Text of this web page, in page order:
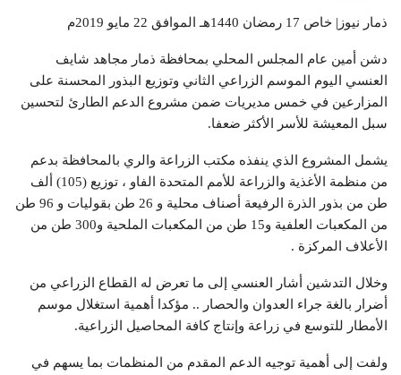
ذمار نيوز| خاص 17 رمضان 1440هـ الموافق 22 مايو 2019م
دشن أمين عام المجلس المحلي بمحافظة ذمار مجاهد شايف
العنسي اليوم الموسم الزراعي الثاني وتوزيع البذور المحسنة على
المزارعين في خمس مديريات ضمن مشروع الدعم الطارئ لتحسين
سبل المعيشة للأسر الأكثر ضعفا.
يشمل المشروع الذي ينفذه مكتب الزراعة والري بالمحافظة بدعم
من منظمة الأغذية والزراعة للأمم المتحدة الفاو ، توزيع (105) ألف
طن من بذور الذرة الرفيعة أصناف محلية و 26 طن بقوليات و 96 طن
من المكعبات العلفية و15 طن من المكعبات الملحية و300 طن من
الأعلاف المركزة .
وخلال التدشين أشار العنسي إلى ما تعرض له القطاع الزراعي من
أضرار بالغة جراء العدوان والحصار .. مؤكدا أهمية استغلال موسم
الأمطار للتوسع في زراعة وإنتاج كافة المحاصيل الزراعية.
ولفت إلى أهمية توجيه الدعم المقدم من المنظمات بما يسهم في